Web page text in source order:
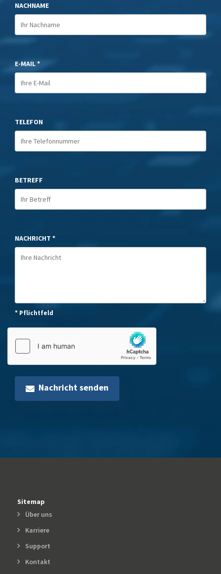
NACHNAME
E-MAIL *
TELEFON
BETREFF
NACHRICHT *
* Pflichtfeld
Nachricht senden
Sitemap
Über uns
Karriere
Support
Kontakt